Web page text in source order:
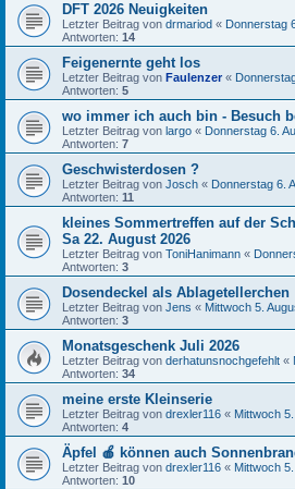
DFT 2026 Neuigkeiten
Letzter Beitrag von drmariod « Donnerstag
Antworten: 14
Feigenernte geht los
Letzter Beitrag von Faulenzer «
Antworten: 5
wo immer ich auch bin - Besuch
Letzter Beitrag von largo « Donnerstag 6.
Antworten: 7
Geschwisterdosen ?
Letzter Beitrag von Josch « Donnerstag 6.
Antworten: 11
kleines Sommertreffen auf der
Sa 22. August 2026
Letzter Beitrag von ToniHanimann «
Antworten: 3
Dosendeckel als Ablagetellerchen
Letzter Beitrag von Jens « Mittwoch 5.
Antworten: 3
Monatsgeschenk Juli 2026
Letzter Beitrag von derhatunsnochgefehlt «
Antworten: 34
meine erste Kleinserie
Letzter Beitrag von drexler116 « Mittwoch
Antworten: 4
Äpfel 🍎 können auch
Letzter Beitrag von drexler116 « Mittwoch
Antworten: 10